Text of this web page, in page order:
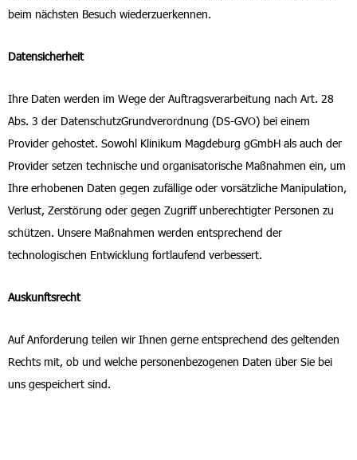
beim nächsten Besuch wiederzuerkennen.
Datensicherheit
Ihre Daten werden im Wege der Auftragsverarbeitung nach Art. 28
Abs. 3 der DatenschutzGrundverordnung (DS-GVO) bei einem
Provider gehostet. Sowohl Klinikum Magdeburg gGmbH als auch der
Provider setzen technische und organisatorische Maßnahmen ein, um
Ihre erhobenen Daten gegen zufällige oder vorsätzliche Manipulation,
Verlust, Zerstörung oder gegen Zugriff unberechtigter Personen zu
schützen. Unsere Maßnahmen werden entsprechend der
technologischen Entwicklung fortlaufend verbessert.
Auskunftsrecht
Auf Anforderung teilen wir Ihnen gerne entsprechend des geltenden
Rechts mit, ob und welche personenbezogenen Daten über Sie bei
uns gespeichert sind.